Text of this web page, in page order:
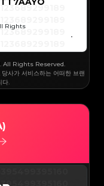
Rights
All Rights Reserved.
사가 서비스하는 어떠한 브랜
다.